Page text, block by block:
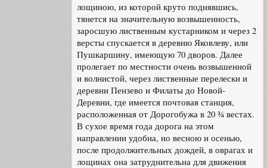
лощиною, из которой круто поднявшись,
тянется на значительную возвышенность,
заросшую лиственным кустарником и через 2
версты спускается в деревню Яковлеву, или
Пушкаршину, имеющую 70 дворов. Далее
пролегает по местности очень возвышенной
и волнистой, через лиственные перелески и
деревни Пензево и Филаты до Новой-
Деревни, где имеется почтовая станция,
расположенная от Дорогобужа в 20 ¾ вестах.
В сухое время года дорога на этом
направлении удобна, но весною и осенью,
после продолжительных дождей, в оврагах и
лощинах она затруднительна для движения